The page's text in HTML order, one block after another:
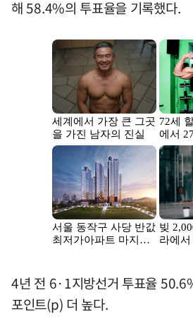
해 58.4%의 투표율을 기록했다.
4년 전 6·1지방선거 투표율
포인트(p) 더 높다.